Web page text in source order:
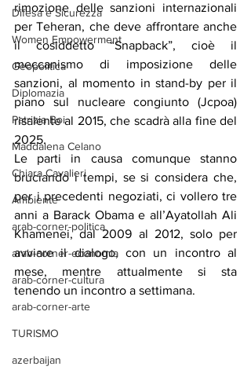
Difesa e Sicurezza
Women Empowerment
Geopolitica
Diplomazia
Patrizia Boi
Maddalena Celano
Chiara Cavalieri
Ambiente
arab-corner-politica
arab-corner-economia
arab-corner-cultura
arab-corner-arte
TURISMO
azerbaijan
rimozione delle sanzioni internazionali
per Teheran, che deve affrontare anche
il cosiddetto “Snapback”, cioè il
meccanismo di imposizione delle
sanzioni, al momento in stand-by per il
piano sul nucleare congiunto (Jcpoa)
risalente al 2015, che scadrà alla fine del
2025.
Le parti in causa comunque stanno
bruciando i tempi, se si considera che,
per i precedenti negoziati, ci vollero tre
anni a Barack Obama e all’Ayatollah Ali
Khamenei, dal 2009 al 2012, solo per
avviare il dialogo, con un incontro al
mese, mentre attualmente si sta
tenendo un incontro a settimana.